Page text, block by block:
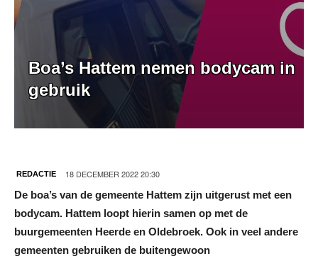
Boa’s Hattem nemen bodycam in
gebruik
REDACTIE 18 DECEMBER 2022 20:30
De boa’s van de gemeente Hattem zijn uitgerust met een
bodycam. Hattem loopt hierin samen op met de
buurgemeenten Heerde en Oldebroek. Ook in veel andere
gemeenten gebruiken de buitengewoon